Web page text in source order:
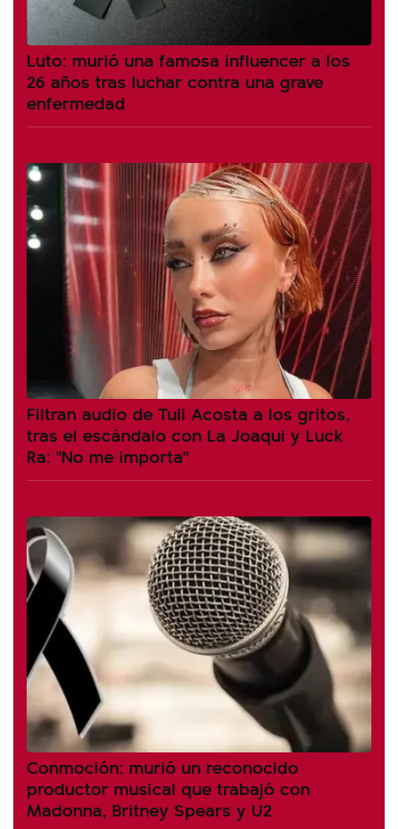
Luto: murió una famosa influencer a los
26 años tras luchar contra una grave
enfermedad
Filtran audio de Tuli Acosta a los gritos,
tras el escándalo con La Joaqui y Luck
Ra: "No me importa"
Conmoción: murió un reconocido
productor musical que trabajó con
Madonna, Britney Spears y U2